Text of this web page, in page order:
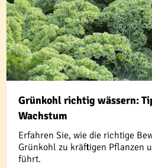
Grünkohl richtig wässern:
Wachstum
Erfahren Sie, wie die richtige
Grünkohl zu kräftigen Pflanzen
führt.